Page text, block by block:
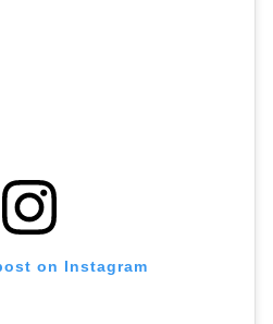
on Instagram